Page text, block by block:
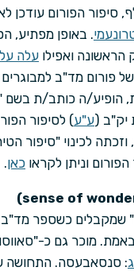
סיפור הפורום עודכן
. באופן מפתיע,
ואפילו עלה
פורום מד"ב למבוגרים
הופיע/ה כותב/ת בשם
(ע"ע) לסיפור
וזכתה לכינוי "סיפור
וניתן לקראו כאן.
שמקבלים כשספר מד"ב
מוכר גם כ-
: סנסאבעסה. התחושה